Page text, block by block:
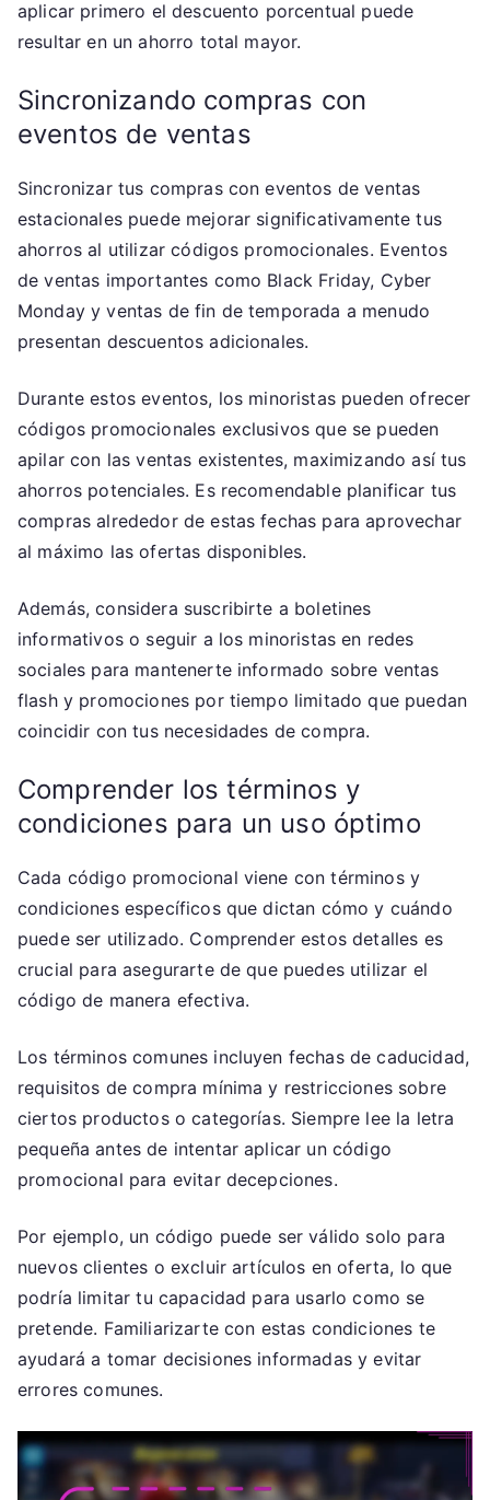
aplicar primero el descuento porcentual puede
resultar en un ahorro total mayor.
Sincronizando compras con
eventos de ventas
Sincronizar tus compras con eventos de ventas
estacionales puede mejorar significativamente tus
ahorros al utilizar códigos promocionales. Eventos
de ventas importantes como Black Friday, Cyber
Monday y ventas de fin de temporada a menudo
presentan descuentos adicionales.
Durante estos eventos, los minoristas pueden ofrecer
códigos promocionales exclusivos que se pueden
apilar con las ventas existentes, maximizando así tus
ahorros potenciales. Es recomendable planificar tus
compras alrededor de estas fechas para aprovechar
al máximo las ofertas disponibles.
Además, considera suscribirte a boletines
informativos o seguir a los minoristas en redes
sociales para mantenerte informado sobre ventas
flash y promociones por tiempo limitado que puedan
coincidir con tus necesidades de compra.
Comprender los términos y
condiciones para un uso óptimo
Cada código promocional viene con términos y
condiciones específicos que dictan cómo y cuándo
puede ser utilizado. Comprender estos detalles es
crucial para asegurarte de que puedes utilizar el
código de manera efectiva.
Los términos comunes incluyen fechas de caducidad,
requisitos de compra mínima y restricciones sobre
ciertos productos o categorías. Siempre lee la letra
pequeña antes de intentar aplicar un código
promocional para evitar decepciones.
Por ejemplo, un código puede ser válido solo para
nuevos clientes o excluir artículos en oferta, lo que
podría limitar tu capacidad para usarlo como se
pretende. Familiarizarte con estas condiciones te
ayudará a tomar decisiones informadas y evitar
errores comunes.